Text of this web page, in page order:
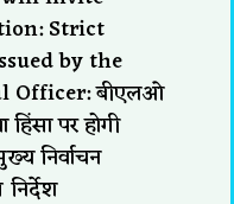
Strict
by the
Officer: बीएलओ
पर होगी
निर्वाचन